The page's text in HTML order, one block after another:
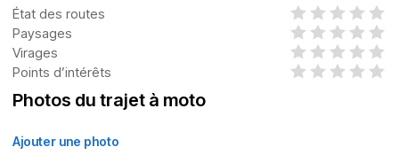
État des routes
Paysages
Virages
Points d’intérêts
Photos du trajet à moto
Ajouter une photo